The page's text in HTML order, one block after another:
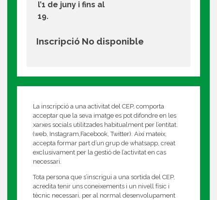
l’1 de juny i fins al
19.
Inscripció No disponible
La inscripció a una activitat del CEP, comporta
acceptar que la seva imatge es pot difondre en les
xarxes socials utilitzades habitualment per l’entitat.
(web, Instagram,Facebook, Twitter). Així mateix,
accepta formar part d’un grup de whatsapp, creat
exclusivament per la gestió de l’activitat en cas
necessari.
Tota persona que s’inscrigui a una sortida del CEP,
acredita tenir uns coneixements i un nivell físic i
tècnic necessari, per al normal desenvolupament